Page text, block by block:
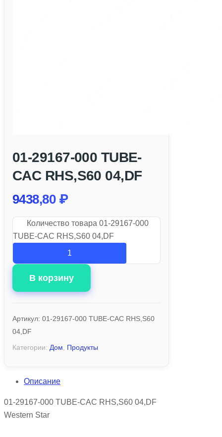
01-29167-000 TUBE-
CAC RHS,S60 04,DF
9438,80 ₽
Количество товара 01-29167-000
TUBE-CAC RHS,S60 04,DF
В корзину
Артикул: 01-29167-000 TUBE-CAC RHS,S60
04,DF
Категории: Дом Продукты
Описание
01-29167-000 TUBE-CAC RHS,S60 04,DF
Western Star